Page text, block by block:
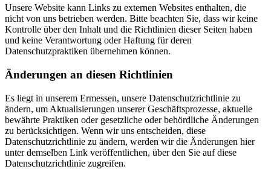
Unsere Website kann Links zu externen Websites enthalten, die
nicht von uns betrieben werden. Bitte beachten Sie, dass wir keine
Kontrolle über den Inhalt und die Richtlinien dieser Seiten haben
und keine Verantwortung oder Haftung für deren
Datenschutzpraktiken übernehmen können.
Änderungen an diesen Richtlinien
Es liegt in unserem Ermessen, unsere Datenschutzrichtlinie zu
ändern, um Aktualisierungen unserer Geschäftsprozesse, aktuelle
bewährte Praktiken oder gesetzliche oder behördliche Änderungen
zu berücksichtigen. Wenn wir uns entscheiden, diese
Datenschutzrichtlinie zu ändern, werden wir die Änderungen hier
unter demselben Link veröffentlichen, über den Sie auf diese
Datenschutzrichtlinie zugreifen.